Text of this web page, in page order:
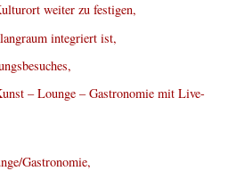
weiter zu festigen,
integriert ist,
– Lounge – Gastronomie mit Live-
Gastronomie,